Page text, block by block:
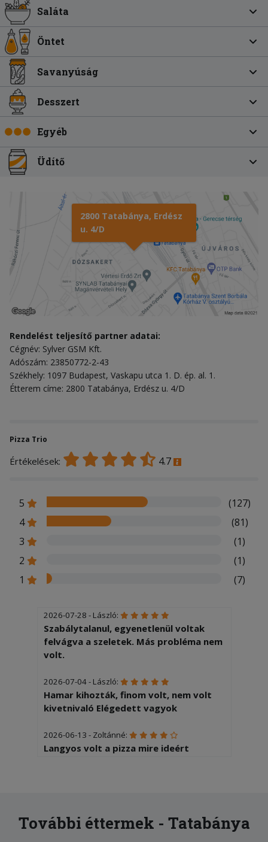
Saláta
Öntet
Savanyúság
Desszert
Egyéb
Üdítő
2800 Tatabánya, Erdész
u. 4/D
Rendelést teljesítő partner adatai:
Cégnév: Sylver GSM Kft.
Adószám: 23850772-2-43
Székhely: 1097 Budapest, Vaskapu utca 1. D. ép. al. 1.
Étterem címe: 2800 Tatabánya, Erdész u. 4/D
Pizza Trio
Értékelések: 4.7
5
(127)
4
(81)
3
(1)
2
(1)
1
(7)
2026-07-28 - László:
Szabálytalanul, egyenetlenül voltak
felvágva a szeletek. Más probléma nem
volt.
2026-07-04 - László:
Hamar kihozták, finom volt, nem volt
kivetnivaló Elégedett vagyok
2026-06-13 - Zoltánné:
Langyos volt a pizza mire ideért
kaotikus ( még ez is belefér) Most
négyest tudok adni...
További éttermek - Tatabánya